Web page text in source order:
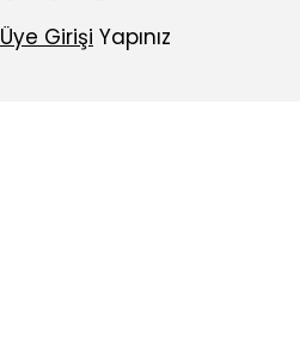
Üye Girişi Yapınız